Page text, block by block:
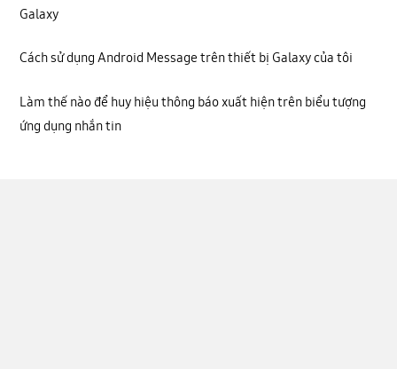
Galaxy
Cách sử dụng Android Message trên thiết bị Galaxy của tôi
Làm thế nào để huy hiệu thông báo xuất hiện trên biểu tượng
ứng dụng nhắn tin